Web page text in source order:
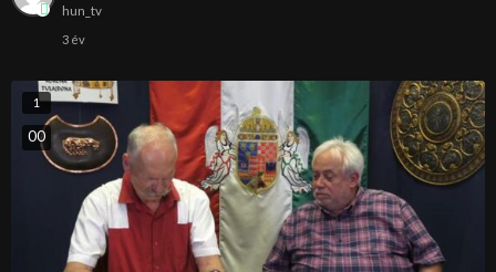
hun_tv
3 év
1
00